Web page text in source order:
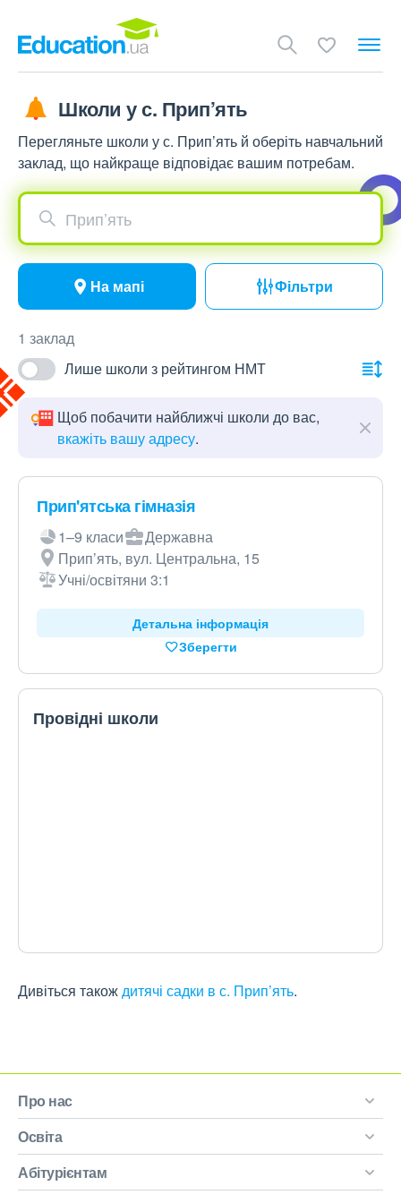
Школи у с. Прип’ять
Перегляньте школи у с. Прип’ять й оберіть навчальний
заклад, що найкраще відповідає вашим потребам.
Прип’ять
На мапі Фільтри
1 заклад
Лише школи з рейтингом НМТ
Щоб побачити найближчі школи до вас,
вкажіть вашу адресу.
Прип'ятська гімназія
1–9 класи
Державна
Прип’ять, вул. Центральна, 15
Учні/освітяни 3:1
Детальна інформація
Зберегти
Провідні школи
Дивіться такождитячі садки в с. Прип’ять.
Про нас
Освіта
Абітурієнтам